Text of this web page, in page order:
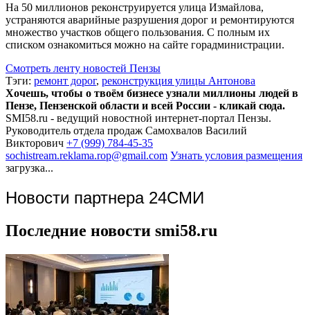
На 50 миллионов реконструируется улица Измайлова,
устраняются аварийные разрушения дорог и ремонтируются
множество участков общего пользования. С полным их
списком ознакомиться можно на сайте горадминистрации.
Смотреть ленту новостей Пензы
Тэги: ремонт дорог, реконструкция улицы Антонова
Хочешь, чтобы о твоём бизнесе узнали миллионы людей в
Пензе, Пензенской области и всей России - кликай сюда.
SMI58.ru - ведущий новостной интернет-портал Пензы.
Руководитель отдела продаж Самохвалов Василий
Викторович +7 (999) 784-45-35
sochistream.reklama.rop@gmail.com Узнать условия размещения
загрузка...
Новости партнера 24СМИ
Последние новости smi58.ru